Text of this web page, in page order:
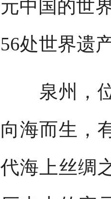
元中国的世
56处世界遗
泉州，位
向海而生，
代海上丝绸